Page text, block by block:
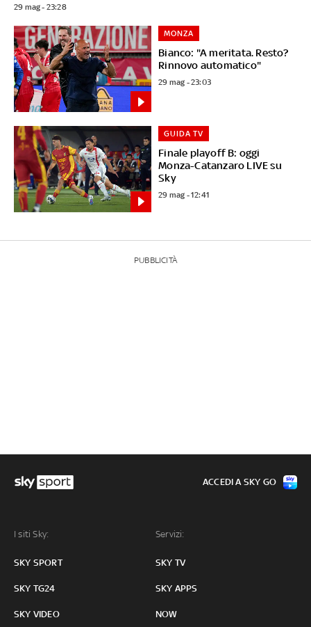
29 mag - 23:28
Bianco: "A meritata. Resto?
Rinnovo automatico"
MONZA
29 mag - 23:03
Finale playoff B: oggi
Monza-Catanzaro LIVE su
Sky
GUIDA TV
29 mag - 12:41
PUBBLICITÀ
I siti Sky:
SKY SPORT
SKY TG24
SKY VIDEO
Servizi:
SKY TV
SKY APPS
NOW
ACCEDI A SKY GO